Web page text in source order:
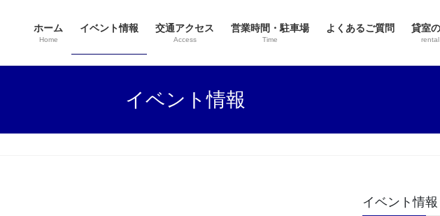
ホーム
Home
イベント情報 交通アクセス
Access
営業時間・駐車場
Time
よくあるご質問 貸室
イベント情報
イベント情報